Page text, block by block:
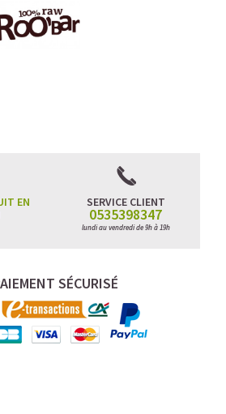
EN
SERVICE CLIENT
0535398347
lundi au vendredi de 9h à 19h
SÉCURISÉ